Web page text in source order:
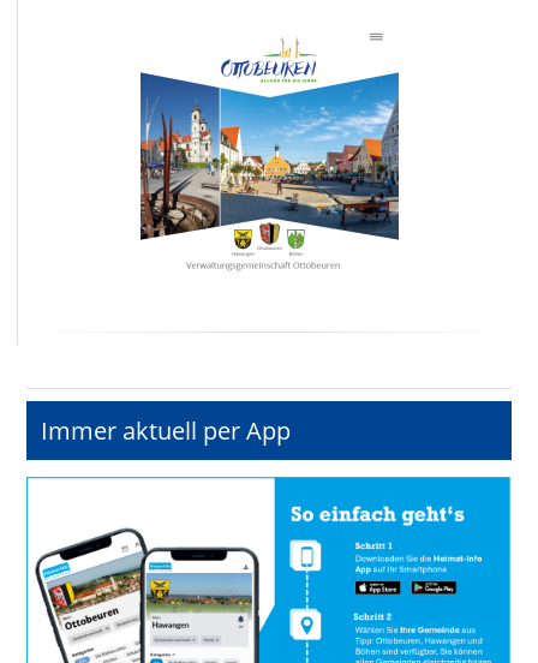
Immer aktuell per App